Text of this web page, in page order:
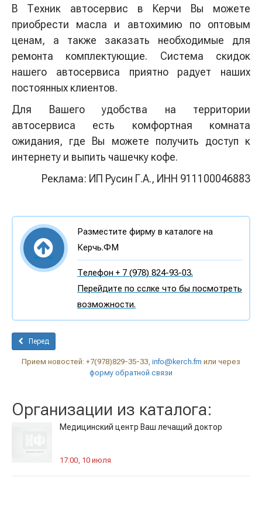
В Техник автосервис в Керчи Вы можете
приобрести масла и автохимию по оптовым
ценам, а также заказать необходимые для
ремонта комплектующие. Система скидок
нашего автосервиса приятно радует наших
постоянных клиентов.
Для Вашего удобства на территории
автосервиса есть комфортная комната
ожидания, где Вы можете получить доступ к
интернету и выпить чашечку кофе.
Реклама: ИП Русин Г.А., ИНН 911100046883
Разместите фирму в каталоге на
Керчь.ФМ
Телефон + 7 (978) 824-93-03.
Перейдите по сслке что бы посмотреть
возможности.
Перед
Прием новостей: +7(978)829-35-33, info@kerch.fm или через
форму обратной связи
Организации из каталога:
Медицинский центр Ваш лечащий доктор
17:00, 10 июля